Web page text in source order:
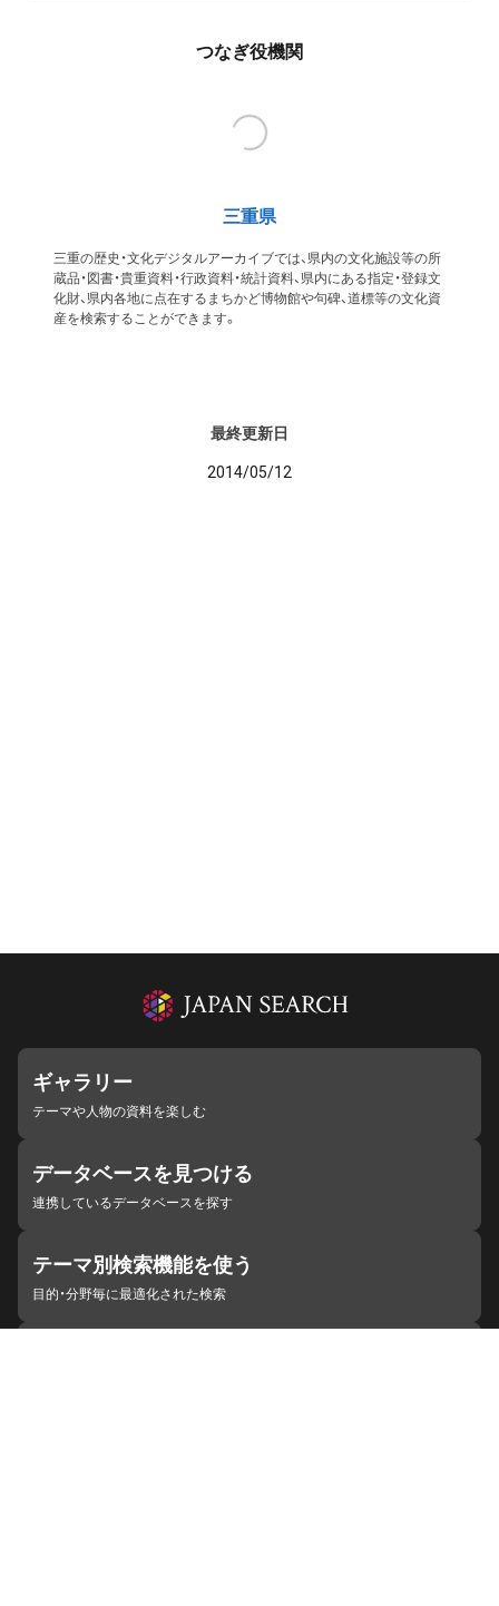
つなぎ役機関
三重県
三重の歴史・文化デジタルアーカイブでは、県内の文化施設等の所
蔵品・図書・貴重資料・行政資料・統計資料、県内にある指定・登録文
化財、県内各地に点在するまちかど博物館や句碑、道標等の文化資
産を検索することができます。
最終更新日
2014/05/12
ギャラリー
テーマや人物の資料を楽しむ
データベースを見つける
連携しているデータベースを探す
テーマ別検索機能を使う
目的・分野毎に最適化された検索